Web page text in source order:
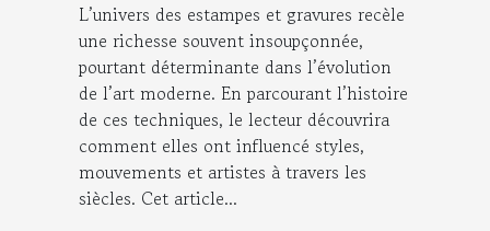
L’univers des estampes et gravures recèle
une richesse souvent insoupçonnée,
pourtant déterminante dans l’évolution
de l’art moderne. En parcourant l’histoire
de ces techniques, le lecteur découvrira
comment elles ont influencé styles,
mouvements et artistes à travers les
siècles. Cet article...